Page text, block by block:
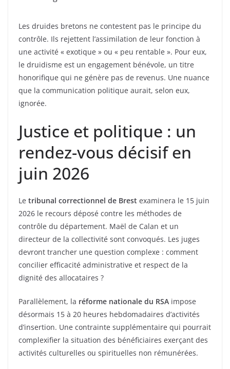
Les druides bretons ne contestent pas le principe du
contrôle. Ils rejettent l’assimilation de leur fonction à
une activité « exotique » ou « peu rentable ». Pour eux,
le druidisme est un engagement bénévole, un titre
honorifique qui ne génère pas de revenus. Une nuance
que la communication politique aurait, selon eux,
ignorée.
Justice et politique : un
rendez-vous décisif en
juin 2026
Le tribunal correctionnel de Brest examinera le 15 juin
2026 le recours déposé contre les méthodes de
contrôle du département. Maël de Calan et un
directeur de la collectivité sont convoqués. Les juges
devront trancher une question complexe : comment
concilier efficacité administrative et respect de la
dignité des allocataires ?
Parallèlement, la réforme nationale du RSA impose
désormais 15 à 20 heures hebdomadaires d’activités
d’insertion. Une contrainte supplémentaire qui pourrait
complexifier la situation des bénéficiaires exerçant des
activités culturelles ou spirituelles non rémunérées.